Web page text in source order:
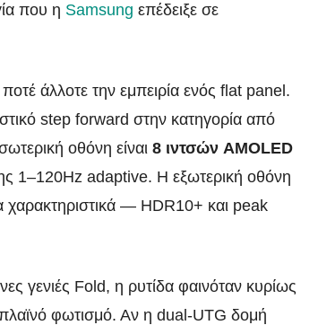
που η Samsung επέδειξε σε
άλλοτε την εμπειρία ενός flat panel.
step forward στην κατηγορία από
οθόνη είναι 8 ιντσών AMOLED
1–120Hz adaptive. Η εξωτερική οθόνη
χαρακτηριστικά — HDR10+ και peak
γενιές Fold, η ρυτίδα φαινόταν κυρίως
φωτισμό. Αν η dual-UTG δομή